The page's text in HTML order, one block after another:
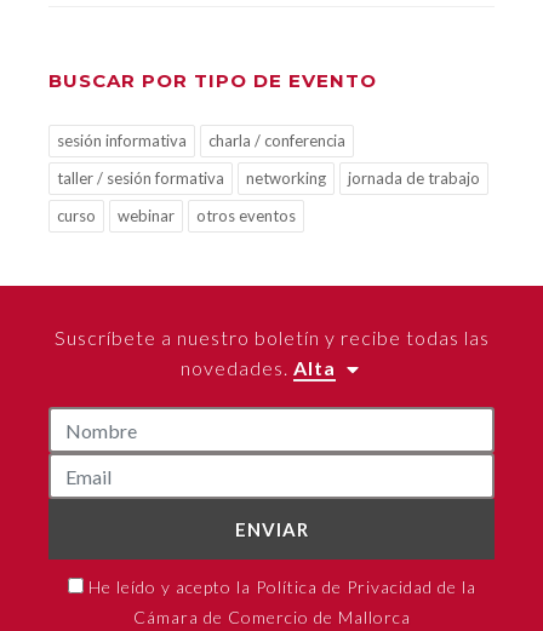
BUSCAR POR TIPO DE EVENTO
sesión informativa
charla / conferencia
taller / sesión formativa
networking
jornada de trabajo
curso
webinar otros eventos
Suscríbete a nuestro boletín y recibe todas las
novedades. Alta
ENVIAR
He leído y acepto la Política de Privacidad de la
Cámara de Comercio de Mallorca